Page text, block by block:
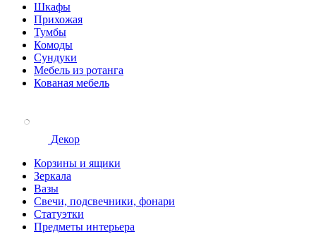
Шкафы
Прихожая
Тумбы
Комоды
Сундуки
Мебель из ротанга
Кованая мебель
Декор
Корзины и ящики
Зеркала
Вазы
Свечи, подсвечники, фонари
Статуэтки
Предметы интерьера